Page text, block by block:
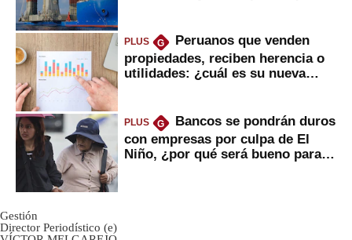
PLUS G
Peruanos que venden
propiedades, reciben herencia o
utilidades: ¿cuál es su nueva
PLUS G
Bancos se pondrán duros
con empresas por culpa de El
Niño, ¿por qué será bueno para
Gestión
Director Periodístico (e)